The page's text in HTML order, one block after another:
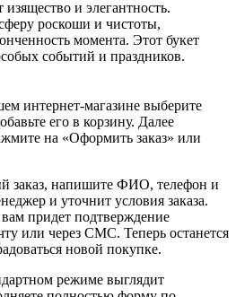
и элегантность.
роскоши и чистоты,
момента. Этот букет
событий и праздников.
интернет-магазине выберите
его в корзину. Далее
на «Оформить заказ» или
заказ, напишите ФИО, телефон и
и уточнит условия заказа.
вам придет подтверждение
или через СМС. Теперь останется
новой покупке.
режиме выглядит